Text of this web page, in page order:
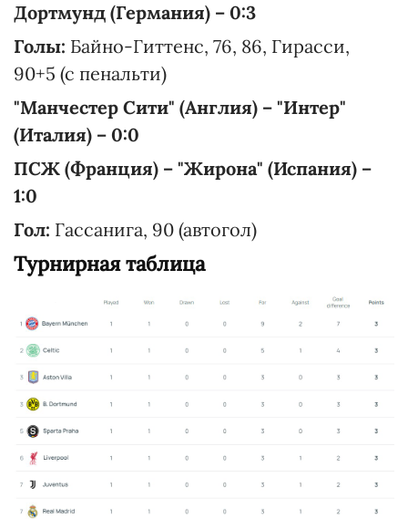
Дортмунд (Германия) – 0:3
Голы: Байно-Гиттенс, 76, 86, Гирасси,
90+5 (с пенальти)
"Манчестер Сити" (Англия) – "Интер"
(Италия) – 0:0
ПСЖ (Франция) – "Жирона" (Испания) –
1:0
Гол: Гассанига, 90 (автогол)
Турнирная таблица